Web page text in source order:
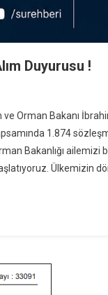
Duyurusu !
Orman Bakanı
1.874
Bakanlığı
Ülkemizin